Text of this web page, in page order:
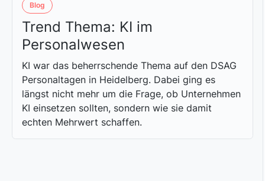
Blog
Trend Thema: KI im
Personalwesen
KI war das beherrschende Thema auf den DSAG
Personaltagen in Heidelberg. Dabei ging es
längst nicht mehr um die Frage, ob Unternehmen
KI einsetzen sollten, sondern wie sie damit
echten Mehrwert schaffen.